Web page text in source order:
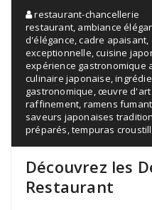
restaurant-chancellerie
restaurant, ambiance
d'élégance,cadre apaisant,
exceptionnelle,cuisine
expérience gastronomique
culinaire japonaise,
gastronomique,œuvre d'art
raffinement, ramens
saveurs japonaises
préparés,tempuras
Découvrez les
Restaurant